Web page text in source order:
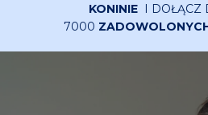
KONINIE I DOŁĄCZ
7000